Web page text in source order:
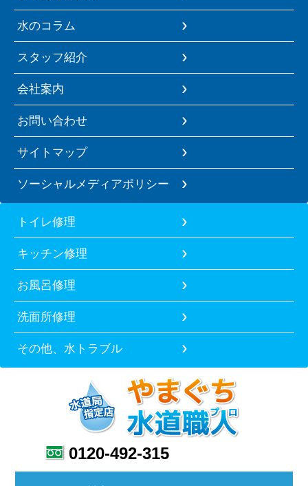
水のコラム
スタッフ紹介
会社案内
お問い合わせ
サイトマップ
ソーシャルメディアポリシー
トイレ修理
キッチン修理
お風呂修理
洗面所修理
その他、水トラブル
0120-492-315